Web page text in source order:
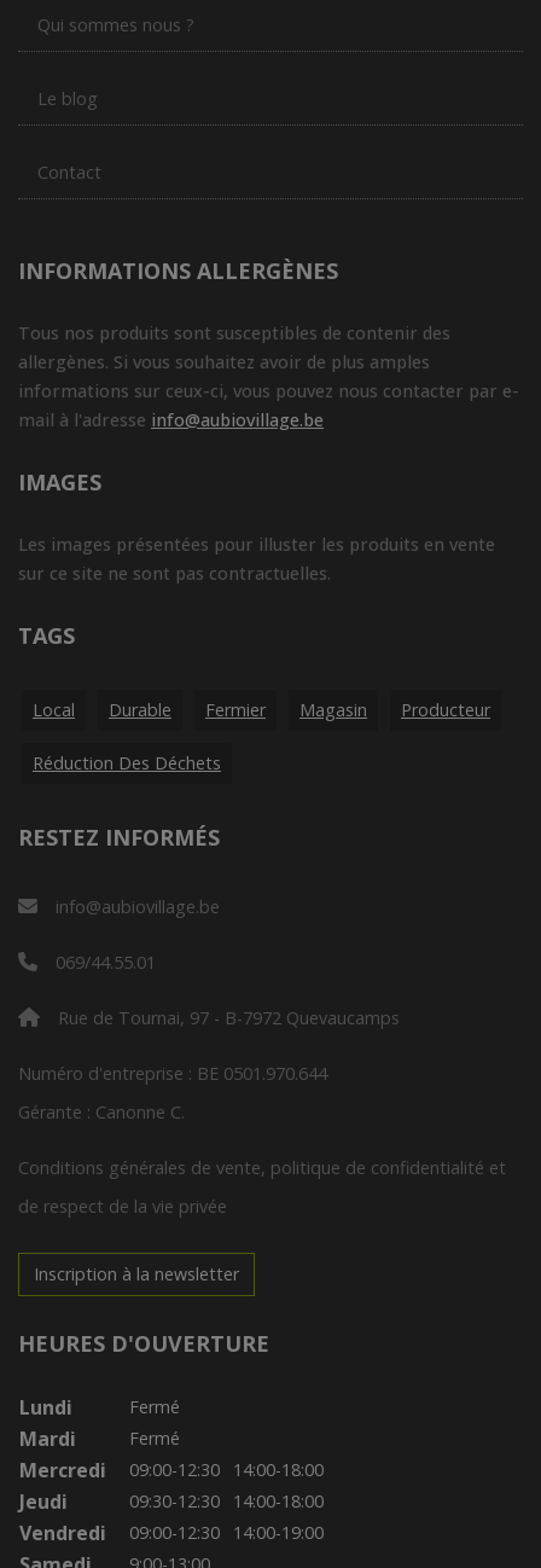
Qui sommes nous ?
Le blog
Contact
INFORMATIONS ALLERGÈNES
Tous nos produits sont susceptibles de contenir des
allergènes. Si vous souhaitez avoir de plus amples
informations sur ceux-ci, vous pouvez nous contacter par e-
mail à l'adresse info@aubiovillage.be
IMAGES
Les images présentées pour illuster les produits en vente
sur ce site ne sont pas contractuelles.
TAGS
Local Durable Fermier Magasin Producteur
Réduction Des Déchets
RESTEZ INFORMÉS
info@aubiovillage.be
069/44.55.01
Rue de Tournai, 97 - B-7972 Quevaucamps
Numéro d'entreprise : BE 0501.970.644
Gérante : Canonne C.
Conditions générales de vente, politique de confidentialité et
de respect de la vie privée
Inscription à la newsletter
HEURES D'OUVERTURE
Lundi Fermé
Mardi Fermé
Mercredi 09:00-12:30 14:00-18:00
Jeudi 09:30-12:30 14:00-18:00
Vendredi 09:00-12:30 14:00-19:00